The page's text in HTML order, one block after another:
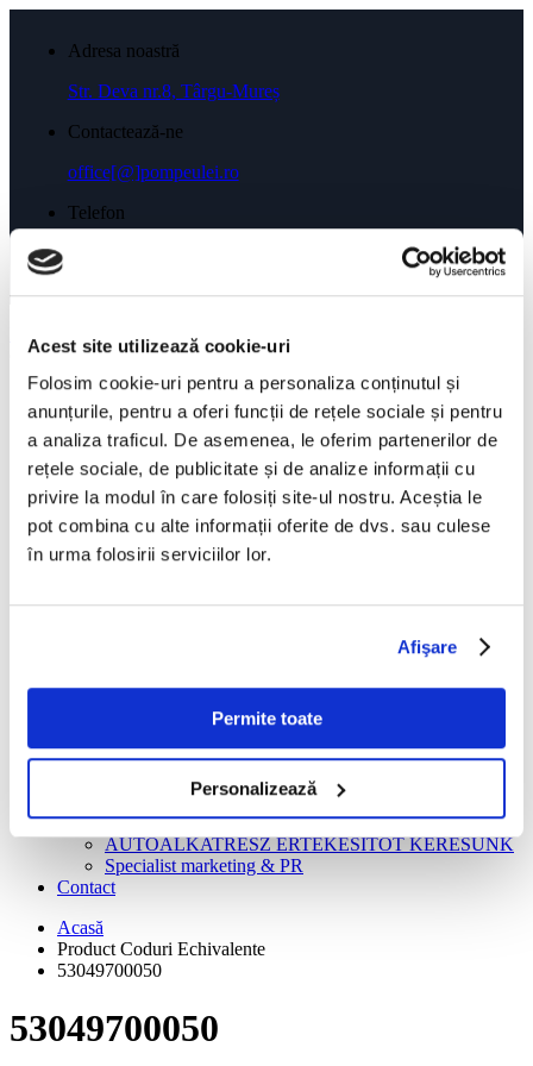
Acest site utilizează cookie-uri
Folosim cookie-uri pentru a personaliza conținutul și
anunțurile, pentru a oferi funcții de rețele sociale și pentru
a analiza traficul. De asemenea, le oferim partenerilor de
rețele sociale, de publicitate și de analize informații cu
privire la modul în care folosiți site-ul nostru. Aceștia le
pot combina cu alte informații oferite de dvs. sau culese
în urma folosirii serviciilor lor.
Afişare
Permite toate
Personalizează
Adresa noastră
Str. Deva nr.8, Târgu-Mureș
Contactează-ne
office[@]pompeulei.ro
Telefon
Căutare
Shop
Servicii
Pompă Ulei 2.0 TDI
Turbosuflante
Recondiționare casete direcție și pompe servo
BLOG
Creator continut video
Tehnician turbosuflante
Manager vanzari
Mecanic auto
ANGAJĂM REPREZENTANT TEHNIC PIESE
AUTO
AUTÓALKATRÉSZ ÉRTÉKESÍTŐT KERESÜNK
Specialist marketing & PR
Contact
Acasă
Product Coduri Echivalente
53049700050
53049700050